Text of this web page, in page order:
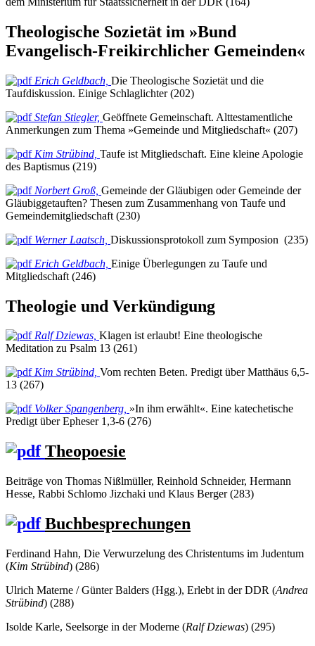
Theologische Sozietät im »Bund
Evangelisch-Freikirchlicher Gemeinden«
Erich Geldbach, Die Theologische Sozietät und die
Taufdiskussion. Einige Schlaglichter (202)
Stefan Stiegler, Geöffnete Gemeinschaft. Alttestamentliche
Anmerkungen zum Thema »Gemeinde und Mitgliedschaft« (207)
Kim Strübind, Taufe ist Mitgliedschaft. Eine kleine Apologie
des Baptismus (219)
Norbert Groß, Gemeinde der Gläubigen oder Gemeinde der
Gläubiggetauften? Thesen zum Zusammenhang von Taufe und
Gemeindemitgliedschaft (230)
Werner Laatsch, Diskussionsprotokoll zum Symposion (235)
Erich Geldbach, Einige Überlegungen zu Taufe und
Mitgliedschaft (246)
Theologie und Verkündigung
Ralf Dziewas, Klagen ist erlaubt! Eine theologische
Meditation zu Psalm 13 (261)
Kim Strübind, Vom rechten Beten. Predigt über Matthäus 6,5-
13 (267)
Volker Spangenberg, »In ihm erwählt«. Eine katechetische
Predigt über Epheser 1,3-6 (276)
Theopoesie
Beiträge von Thomas Nißlmüller, Reinhold Schneider, Hermann
Hesse, Rabbi Schlomo Jizchaki und Klaus Berger(283)
Buchbesprechungen
Ferdinand Hahn, Die Verwurzelung des Christentums im Judentum
(Kim Strübind) (286)
Ulrich Materne / Günter Balders (Hgg.), Erlebt in der DDR (Andrea
Strübind) (288)
Isolde Karle, Seelsorge in der Moderne (Ralf Dziewas) (295)